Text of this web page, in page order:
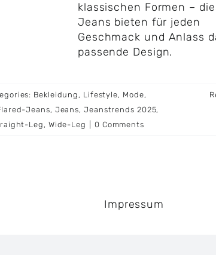
klassischen Formen –
Jeans bieten für jeden
Geschmack und Anlass
passende Design.
Bekleidung , Lifestyle, Mode,
Jeans, Jeans, Jeanstrends 2025,
Leg , Wide-Leg 0 Comments
Impressum